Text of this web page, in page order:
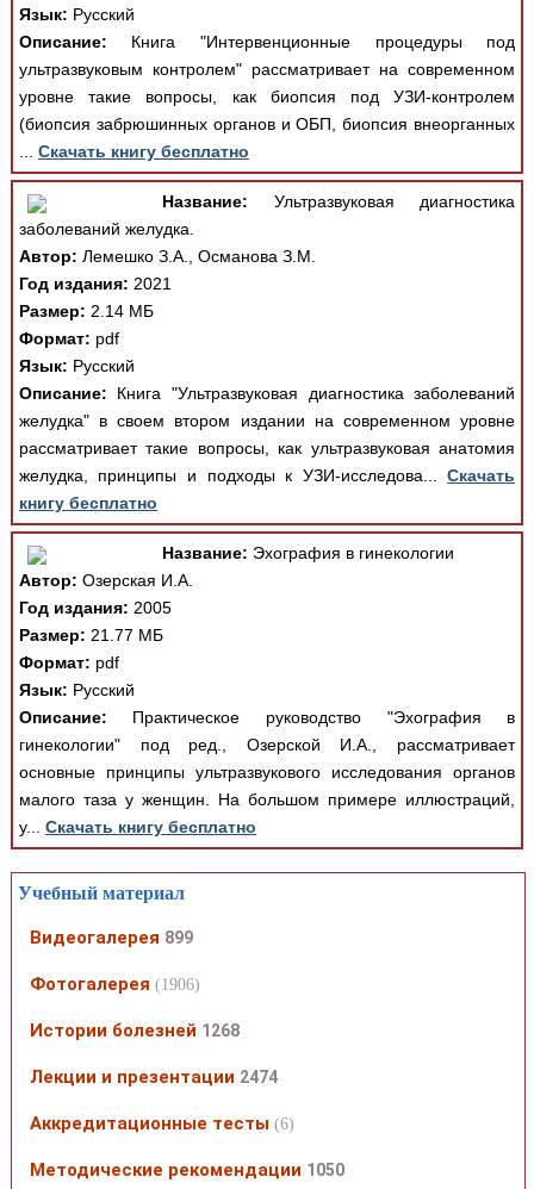
Язык: Русский
Описание: Книга "Интервенционные процедуры под
ультразвуковым контролем" рассматривает на современном
уровне такие вопросы, как биопсия под УЗИ-контролем
(биопсия забрюшинных органов и ОБП, биопсия внеорганных
Скачать книгу бесплатно
Название: Ультразвуковая диагностика
заболеваний желудка.
Автор: Лемешко З.А., Османова З.М.
Год издания: 2021
Размер: 2.14 МБ
Формат: pdf
Язык: Русский
Описание: Книга "Ультразвуковая диагностика заболеваний
желудка" в своем втором издании на современном уровне
рассматривает такие вопросы, как ультразвуковая анатомия
желудка, принципы и подходы к УЗИ-исследова...Скачать
книгу бесплатно
Название: Эхография в гинекологии
Автор: Озерская И.А.
Год издания: 2005
Размер: 21.77 МБ
Формат: pdf
Язык: Русский
Описание: Практическое руководство "Эхография в
гинекологии" под ред., Озерской И.А., рассматривает
основные принципы ультразвукового исследования органов
малого таза у женщин. На большом примере иллюстраций,
у... Скачать книгу бесплатно
Учебный материал
Видеогалерея 899
Фотогалерея (1906)
Истории болезней 1268
Лекции и презентации 2474
Аккредитационные тесты (6)
Методические рекомендации 1050